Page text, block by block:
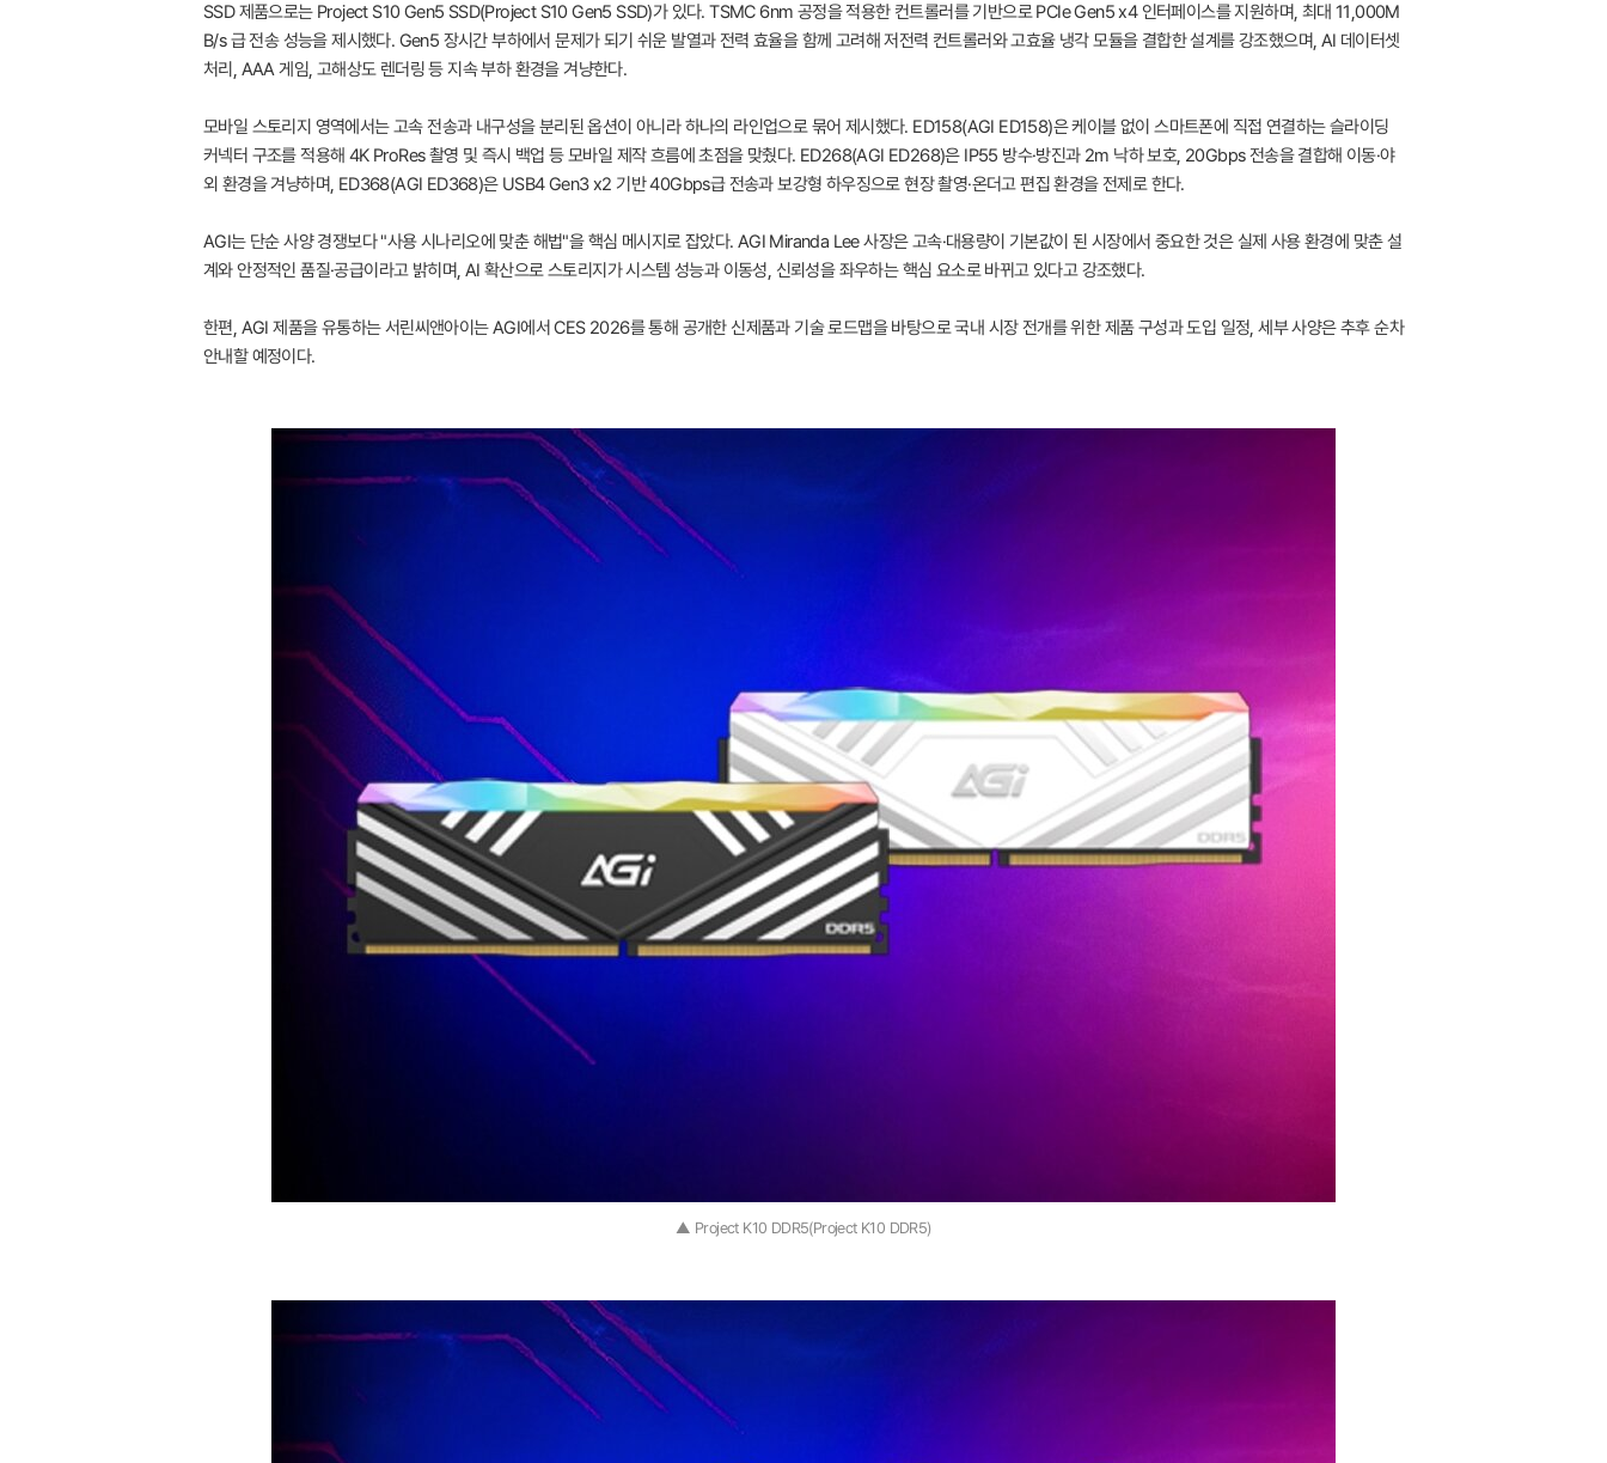
SSD 제품으로는 Project S10 Gen5 SSD(Project S10 Gen5 SSD)가 있다. TSMC 6nm 공정을 적용한 컨트롤러를 기반으로 PCIe Gen5 x4 인터페이스를 지원하며, 최대 11,000M
B/s 급 전송 성능을 제시했다. Gen5 장시간 부하에서 문제가 되기 쉬운 발열과 전력 효율을 함께 고려해 저전력 컨트롤러와 고효율 냉각 모듈을 결합한 설계를 강조했으며, AI 데이터셋
처리, AAA 게임, 고해상도 렌더링 등 지속 부하 환경을 겨냥한다.
모바일 스토리지 영역에서는 고속 전송과 내구성을 분리된 옵션이 아니라 하나의 라인업으로 묶어 제시했다. ED158(AGI ED158)은 케이블 없이 스마트폰에 직접 연결하는 슬라이딩
커넥터 구조를 적용해 4K ProRes 촬영 및 즉시 백업 등 모바일 제작 흐름에 초점을 맞췄다. ED268(AGI ED268)은 IP55 방수·방진과 2m 낙하 보호, 20Gbps 전송을 결합해 이동·야
외 환경을 겨냥하며, ED368(AGI ED368)은 USB4 Gen3 x2 기반 40Gbps급 전송과 보강형 하우징으로 현장 촬영·온더고 편집 환경을 전제로 한다.
AGI는 단순 사양 경쟁보다 "사용 시나리오에 맞춘 해법"을 핵심 메시지로 잡았다. AGI Miranda Lee 사장은 고속·대용량이 기본값이 된 시장에서 중요한 것은 실제 사용 환경에 맞춘 설
계와 안정적인 품질·공급이라고 밝히며, AI 확산으로 스토리지가 시스템 성능과 이동성, 신뢰성을 좌우하는 핵심 요소로 바뀌고 있다고 강조했다.
한편, AGI 제품을 유통하는 서린씨앤아이는 AGI에서 CES 2026를 통해 공개한 신제품과 기술 로드맵을 바탕으로 국내 시장 전개를 위한 제품 구성과 도입 일정, 세부 사양은 추후 순차
안내할 예정이다.
▲ Project K10 DDR5(Project K10 DDR5)